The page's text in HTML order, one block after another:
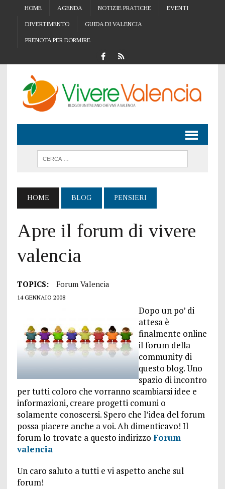
HOME AGENDA NOTIZIE PRATICHE EVENTI
DIVERTIMENTO GUIDA DI VALENCIA
PRENOTA PER DORMIRE
HOME BLOG PENSIERI
Apre il forum di vivere
valencia
TOPICS: Forum Valencia
14 GENNAIO 2008
Dopo un po’ di
attesa è
finalmente online
il forum della
community di
questo blog. Uno
spazio di incontro
per tutti coloro che vorranno scambiarsi idee e
informazioni, creare progetti comuni o
solamente conoscersi. Spero che l’idea del forum
possa piacere anche a voi. Ah dimenticavo! Il
forum lo trovate a questo indirizzo Forum
valencia
Un caro saluto a tutti e vi aspetto anche sul
forum!